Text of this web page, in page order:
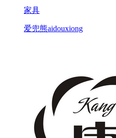
家具
爱兜熊aidouxiong